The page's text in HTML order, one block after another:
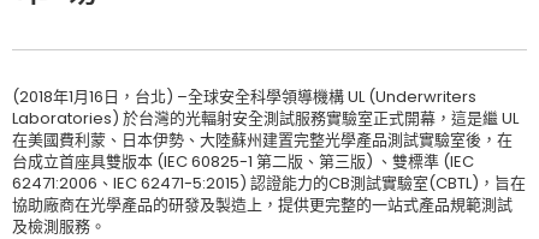
(2018年1月16日，台北) –全球安全科學領導機構 UL (Underwriters
Laboratories) 於台灣的光輻射安全測試服務實驗室正式開幕，這是繼 UL
在美國費利蒙、日本伊勢、大陸蘇州建置完整光學產品測試實驗室後，在
台成立首座具雙版本 (IEC 60825-1 第二版、第三版) 、雙標準 (IEC
62471:2006、IEC 62471-5:2015) 認證能力的CB測試實驗室(CBTL)，旨在
協助廠商在光學產品的研發及製造上，提供更完整的一站式產品規範測試
及檢測服務。